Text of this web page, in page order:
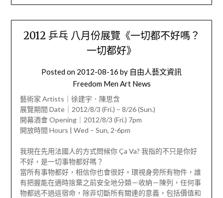
2012 乒乓 八月份展覽《一切都不好嗎？
一切都好》
Posted on 2012-08-16 by 自由人藝文資訊
Freedom Men Art News
藝術家 Artists｜徐建宇．陳思含
展覽期間 Date｜2012/8/3 (Fri.) – 8/26 (Sun.)
開幕酒會 Opening｜2012/8/3 (Fri.) 7pm
開放時間 Hours | Wed – Sun, 2-6pm
我現在先用法國人的方式問候你 Ça Va? 我指的不只是你好
不好，是一切事物都好嗎？
當所有事物都好，相信你也會很好。環視身旁所有物件，誰
有把握能在適時捨棄之前安全地分類－收納－陳列，任何事
物都逃不過這宿命，除非切斷所有關連的意義，包括價值和